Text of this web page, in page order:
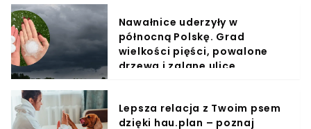
Nawałnice uderzyły w
północną Polskę. Grad
wielkości pięści, powalone
drzewa i zalane ulice
Lepsza relacja z Twoim psem
dzięki hau.plan – poznaj